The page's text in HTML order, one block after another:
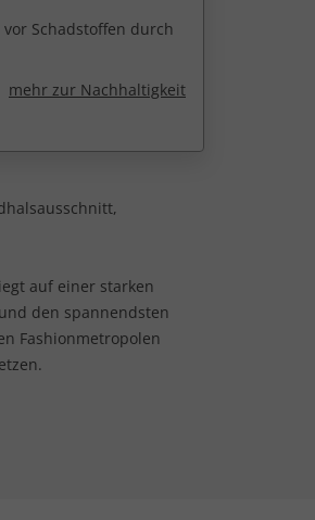
Schadstoffen durch
mehr zur Nachhaltigkeit
auf einer starken
den spannendsten
Fashionmetropolen